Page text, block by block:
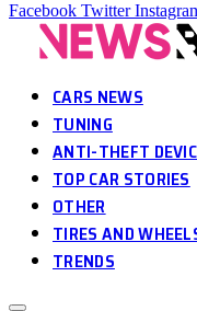
Facebook Twitter
CARS NEWS
TUNING
ANTI-THEFT
TOP CAR STORIES
OTHER
TIRES AND
TRENDS